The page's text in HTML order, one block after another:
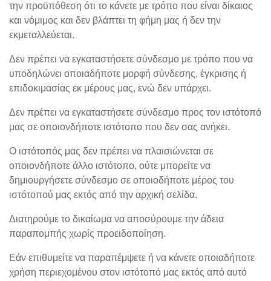
την προϋπόθεση ότι το κάνετε με τρόπο που είναι δίκαιος
και νόμιμος και δεν βλάπτει τη φήμη μας ή δεν την
εκμεταλλεύεται.
Δεν πρέπει να εγκαταστήσετε σύνδεσμο με τρόπο που να
υποδηλώνει οποιαδήποτε μορφή σύνδεσης, έγκρισης ή
επιδοκιμασίας εκ μέρους μας, ενώ δεν υπάρχει.
Δεν πρέπει να εγκαταστήσετε σύνδεσμο προς τον ιστότοπό
μας σε οποιονδήποτε ιστότοπο που δεν σας ανήκει.
Ο ιστότοπός μας δεν πρέπει να πλαισιώνεται σε
οποιονδήποτε άλλο ιστότοπο, ούτε μπορείτε να
δημιουργήσετε σύνδεσμο σε οποιοδήποτε μέρος του
ιστότοπού μας εκτός από την αρχική σελίδα.
Διατηρούμε το δικαίωμα να αποσύρουμε την άδεια
παραπομπής χωρίς προειδοποίηση.
Εάν επιθυμείτε να παραπέμψετε ή να κάνετε οποιαδήποτε
χρήση περιεχομένου στον ιστότοπό μας εκτός από αυτό